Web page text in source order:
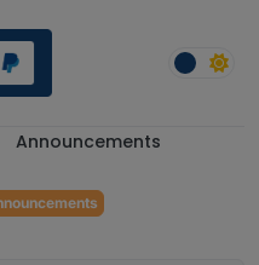
Announcements